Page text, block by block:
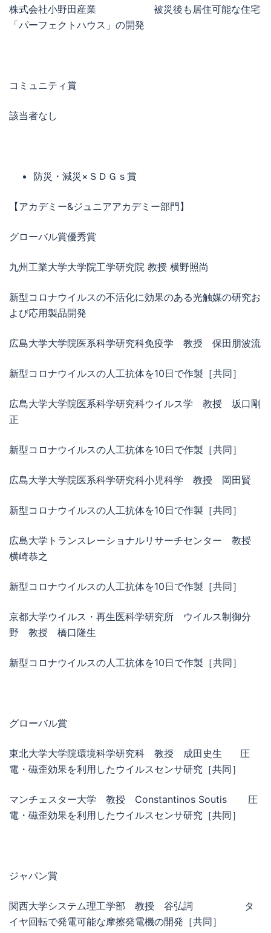
株式会社小野田産業 被災後も居住可能な住宅
「パーフェクトハウス」の開発
コミュニティ賞
該当者なし
防災・減災×ＳＤＧｓ賞
【アカデミー&ジュニアアカデミー部門】
グローバル賞優秀賞
九州工業大学大学院工学研究院 教授 横野照尚
新型コロナウイルスの不活化に効果のある光触媒の研究お
よび応用製品開発
広島大学大学院医系科学研究科免疫学 教授 保田朋波流
新型コロナウイルスの人工抗体を10日で作製［共同］
広島大学大学院医系科学研究科ウイルス学 教授 坂口剛
正
新型コロナウイルスの人工抗体を10日で作製［共同］
広島大学大学院医系科学研究科小児科学 教授 岡田賢
新型コロナウイルスの人工抗体を10日で作製［共同］
広島大学トランスレーショナルリサーチセンター 教授
横崎恭之
新型コロナウイルスの人工抗体を10日で作製［共同］
京都大学ウイルス・再生医科学研究所 ウイルス制御分
野 教授 橋口隆生
新型コロナウイルスの人工抗体を10日で作製［共同］
グローバル賞
東北大学大学院環境科学研究科 教授 成田史生 圧
電・磁歪効果を利用したウイルスセンサ研究［共同］
マンチェスター大学 教授 Constantinos Soutis 圧
電・磁歪効果を利用したウイルスセンサ研究［共同］
ジャパン賞
関西大学システム理工学部 教授 谷弘詞 タ
イヤ回転で発電可能な摩擦発電機の開発［共同］